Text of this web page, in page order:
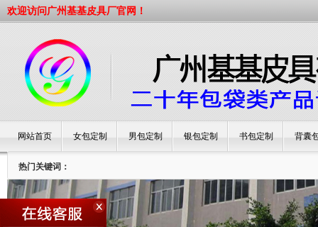
欢迎访问广州基基皮具厂官网！
网站首页 女包定制 男包定制 银包定制 书包定制 背囊
热门关键词：